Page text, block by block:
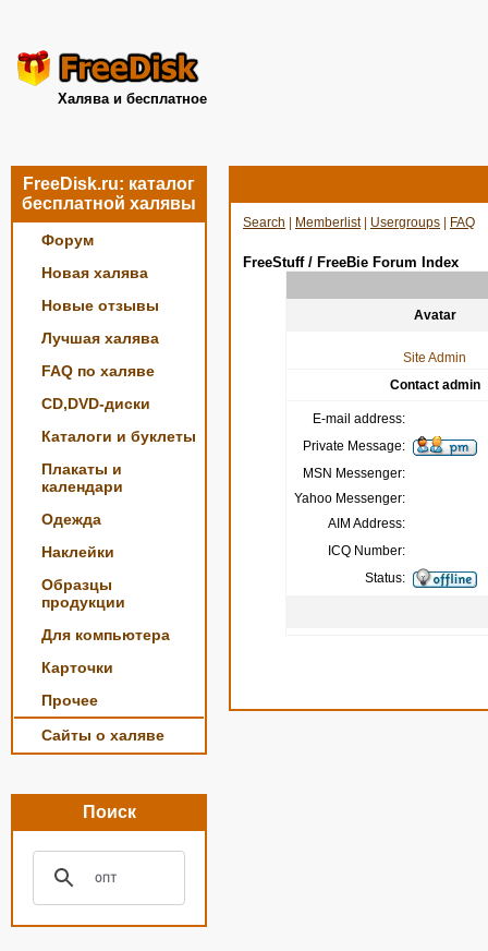
Халява и бесплатное
FreeDisk.ru: каталог
бесплатной халявы
Форум
Новая халява
Новые отзывы
Лучшая халява
FAQ по халяве
CD,DVD-диски
Каталоги и буклеты
Плакаты и
календари
Одежда
Наклейки
Образцы
продукции
Для компьютера
Карточки
Прочее
Сайты о халяве
Поиск
Search Memberlist| Usergroups FAQ
FreeStuff / FreeBie Forum Index
Avatar
Site Admin
Contact admin
E-mail address:
Private Message:
MSN Messenger:
Yahoo Messenger:
AIM Address:
ICQ Number:
Status: